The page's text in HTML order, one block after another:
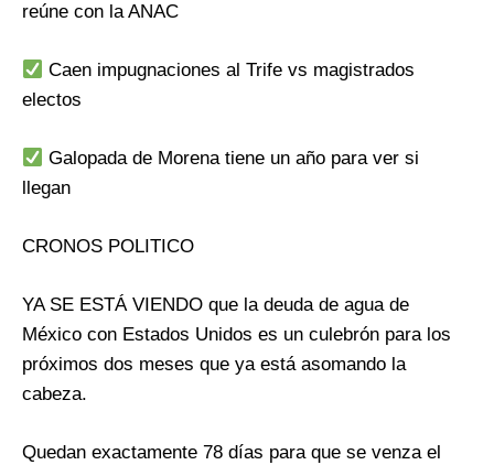
reúne con la ANAC
Caen impugnaciones al Trife vs magistrados
electos
Galopada de Morena tiene un año para ver si
llegan
CRONOS POLITICO
YA SE ESTÁ VIENDO que la deuda de agua de
México con Estados Unidos es un culebrón para los
próximos dos meses que ya está asomando la
cabeza.
Quedan exactamente 78 días para que se venza el